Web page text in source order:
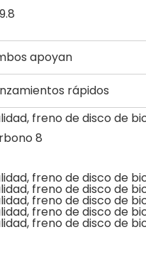
apoyan
rápidos